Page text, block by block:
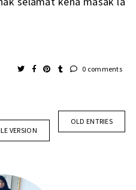
0 comments
OLD ENTRIES
VERSION